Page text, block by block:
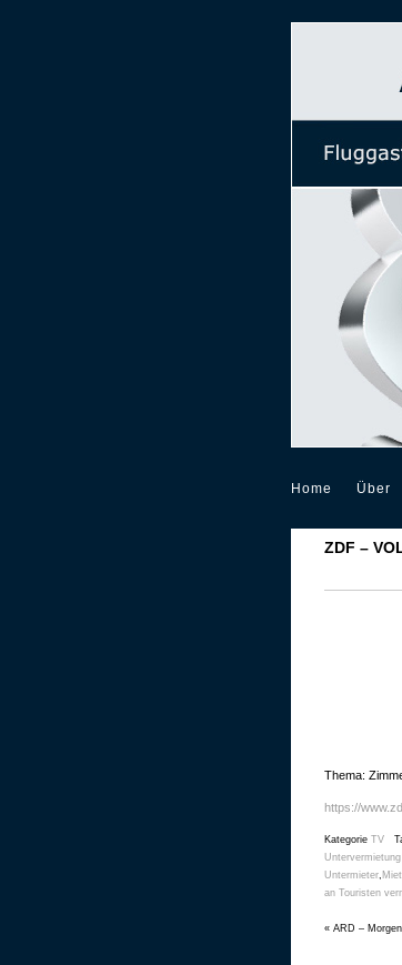
Home Über
ZDF –
Thema:
https://
Kategorie TV
Untermieter,
an Touristen
« ARD –